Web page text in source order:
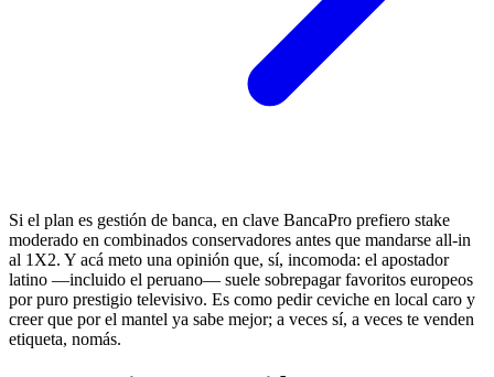
Si el plan es gestión de banca, en clave BancaPro prefiero stake
moderado en combinados conservadores antes que mandarse all-in
al 1X2. Y acá meto una opinión que, sí, incomoda: el apostador
latino —incluido el peruano— suele sobrepagar favoritos europeos
por puro prestigio televisivo. Es como pedir ceviche en local caro y
creer que por el mantel ya sabe mejor; a veces sí, a veces te venden
etiqueta, nomás.